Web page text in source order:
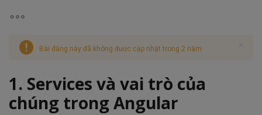
Bài đăng này đã không được cập nhật trong 2 năm
1. Services và vai trò của
chúng trong Angular